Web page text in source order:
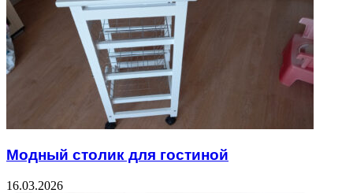
Модный столик для гостиной
16.03.2026